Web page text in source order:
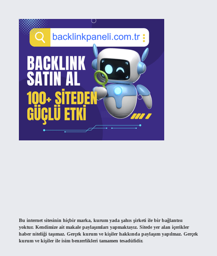
Bu internet sitesinin hiçbir marka, kurum yada şahıs şirketi ile bir bağlantısı
yoktur. Kendimize ait makale paylaşımları yapmaktayız. Sitede yer alan içerikler
haber niteliği taşımaz. Gerçek kurum ve kişiler hakkında paylaşım yapılmaz. Gerçek
kurum ve kişiler ile isim benzerlikleri tamamen tesadüfidir.